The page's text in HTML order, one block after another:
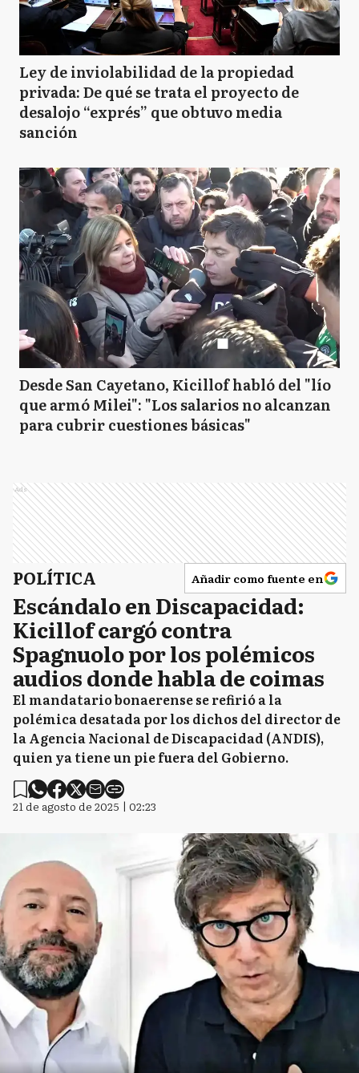
Ley de inviolabilidad de la propiedad
privada: De qué se trata el proyecto de
desalojo “exprés” que obtuvo media
sanción
Desde San Cayetano, Kicillof habló del "lío
que armó Milei": "Los salarios no alcanzan
para cubrir cuestiones básicas"
Ads
POLÍTICA Añadir como fuente en
Escándalo en Discapacidad:
Kicillof cargó contra
Spagnuolo por los polémicos
audios donde habla de coimas
El mandatario bonaerense se refirió a la
polémica desatada por los dichos del director de
la Agencia Nacional de Discapacidad (ANDIS),
quien ya tiene un pie fuera del Gobierno.
21 de agosto de 2025 | 02:23